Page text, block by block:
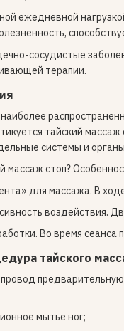
ежедневной
сосудистые
терапии.
тайский
системы и
массаж стоп?
для массажа. В
воздействия.
Во время
тайского
мытье ног;